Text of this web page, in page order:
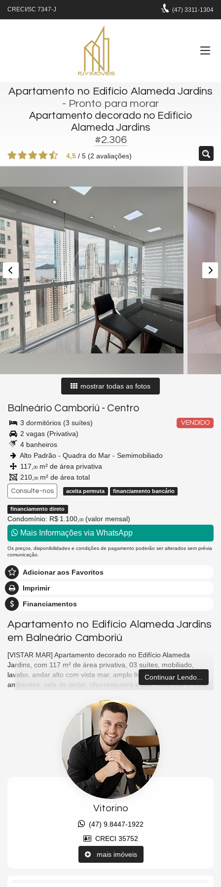
CRECI/SC 7347-J (47) 3311-1304
Apartamento no Edifício Alameda Jardins
- Pronto para morar
Apartamento decorado no Edifício
Alameda Jardins
#2.306
4,5 / 5 (2 avaliações)
mostrar todas as fotos
Balneário Camboriú - Centro
VENDIDO
3 dormitórios (3 suítes)
2 vagas (Privativa)
4 banheiros
Alto Padrão - Quadra do Mar - Semimobiliado
117, 00 m² de área privativa
210, 00 m² de área total
Consulte-nos aceita permuta financiamento bancário
financiamento direto
Condomínio: R$ 1.100, 00 (valor mensal)
Mais Informações via WhatsApp
Os preços, disponibilidades e condições de pagamento poderão ser alterados sem prévia
comunicação.
Adicionar aos Favoritos
Imprimir
Financiamentos
Apartamento no Edifício Alameda Jardins
em Balneário Camboriú
[VISTAR MAR] Apartamento decorado no Edifício Alameda
Jardins, com 117 m² de área privativa, 03 suítes, mobiliado,
lavabo, andar alto com vista mar, amplo living com dois
ambientes, sala de jantar, churrasqueira a gás, vista mar e vista
Empreendimento: portaria 24h, piscina adulta e infantil, quiosque
com churrasqueira, 02 salões de festas, academia, spa com
hidromassagem, sauna úmida, sala de massagem, cinema, sala
de jogos, brinquedoteca, parquinho, bosque com 3000m² de área
Localização: Barra norte, 290 metros da beira mar.
Características do Imóvel
Continuar Lendo...
Vitorino
(47) 9.8447-1922
CRECI 35752
mais imóveis